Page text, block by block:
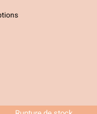
Ce
variations.